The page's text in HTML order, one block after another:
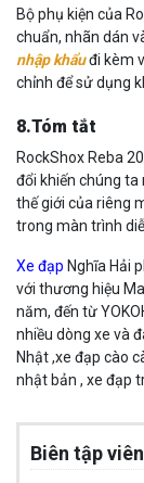
Bộ phụ kiện của
chuẩn, nhãn dán
nhập khẩuđi kèm
chỉnh để sử dụng
8.Tóm tắt
RockShox Reba
đổi khiến chúng ta
thế giới của riêng
trong màn trình
Xe đạp Nghĩa Hải
với thương hiệu
năm, đến từ
nhiều dòng xe và
Nhật ,xe đạp cào
nhật bản , xe đạp
Biên tập viên